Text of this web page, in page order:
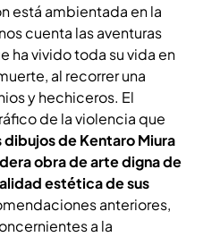
está ambientada en la
nos cuenta las aventuras
ha vivido toda su vida en
al recorrer una
y hechiceros. El
de la violencia que
dibujos deKentaro Miura
obra de arte digna de
estética de sus
anteriores,
a la